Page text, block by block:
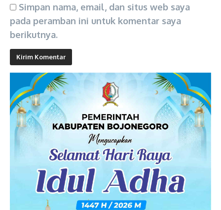
Simpan nama, email, dan situs web saya
pada peramban ini untuk komentar saya
berikutnya.